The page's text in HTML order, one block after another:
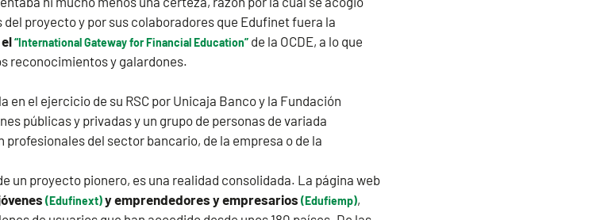
proyecto y por sus colaboradores que Edufinet fuera la
“International Gateway for Financial Education” de la OCDE, a lo que
reconocimientos y galardones.
en el ejercicio de su RSC por Unicaja Banco y la Fundación
públicas y privadas y un grupo de personas de variada
del sector bancario, de la empresa o de la
un proyecto pionero, es una realidad consolidada. La página web
(Edufinext)y emprendedores y empresarios (Edufiemp),